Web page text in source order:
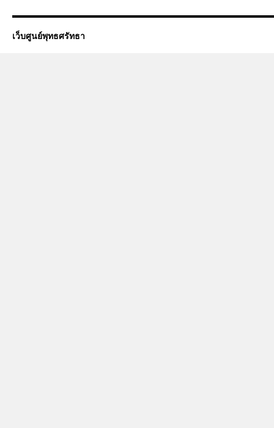
เว็บศูนย์พุทธศรัทธา